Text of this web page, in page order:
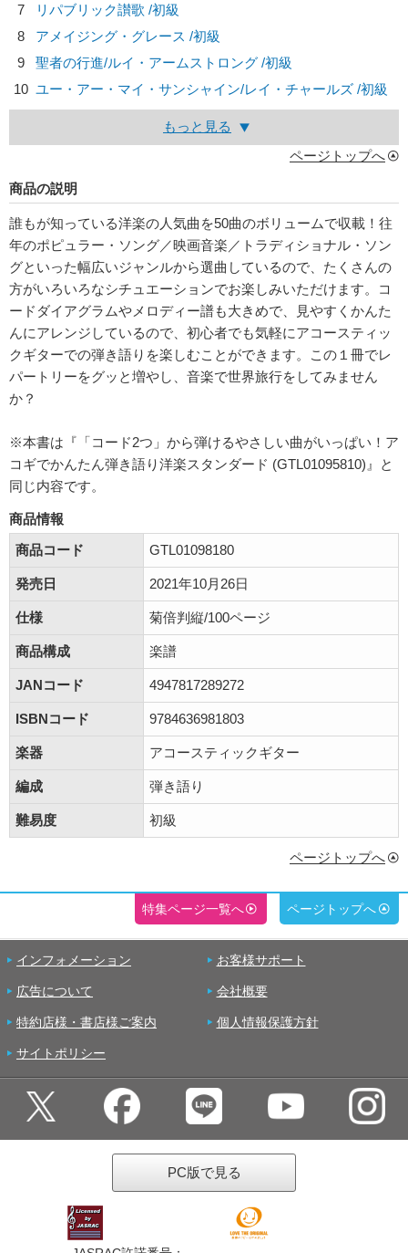
7
リパブリック讃歌 /初級
8
アメイジング・グレース /初級
9
聖者の行進/ルイ・アームストロング /初級
10 ユー・アー・マイ・サンシャイン/レイ・チャールズ /初級
もっと見る
ページトップへ
商品の説明
誰もが知っている洋楽の人気曲を50曲のボリュームで収載！往
年のポピュラー・ソング／映画音楽／トラディショナル・ソン
グといった幅広いジャンルから選曲しているので、たくさんの
方がいろいろなシチュエーションでお楽しみいただけます。コ
ードダイアグラムやメロディー譜も大きめで、見やすくかんた
んにアレンジしているので、初心者でも気軽にアコースティッ
クギターでの弾き語りを楽しむことができます。この１冊でレ
パートリーをグッと増やし、音楽で世界旅行をしてみません
か？
※本書は『「コード2つ」から弾けるやさしい曲がいっぱい！ア
コギでかんたん弾き語り洋楽スタンダード (GTL01095810)』と
同じ内容です。
商品情報
商品コード
GTL01098180
発売日 2021年10月26日
仕様 菊倍判縦/100ページ
商品構成 楽譜
JANコード 4947817289272
ISBNコード 9784636981803
楽器 アコースティックギター
編成 弾き語り
難易度 初級
ページトップへ
特集ページ一覧へ ページトップへ
インフォメーション お客様サポート
広告について 会社概要
特約店様・書店様ご案内 個人情報保護方針
サイトポリシー
PC版で見る